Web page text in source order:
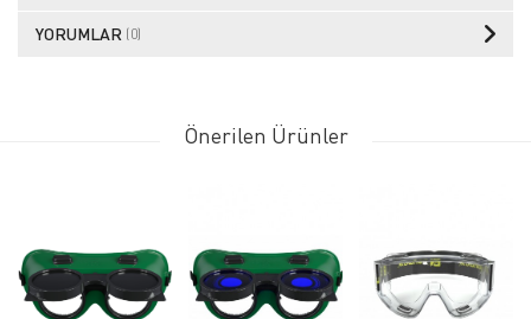
YORUMLAR (0)
Önerilen Ürünler